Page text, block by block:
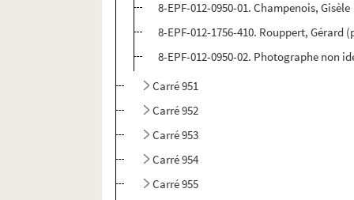
8-EPF-012-0950-01. Champenois,
8-EPF-012-1756-410. Rouppert, Gérard
8-EPF-012-0950-02. Photographe non
Carré 951
Carré 952
Carré 953
Carré 954
Carré 955